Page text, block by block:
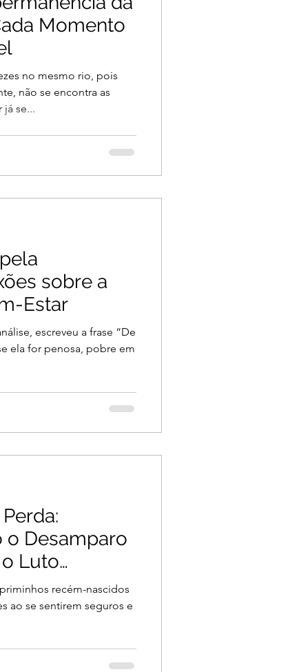
Momento
no mesmo rio, pois
não se encontra as
já se...
sobre a
Estar
escreveu a frase “De
ela for penosa, pobre em
Desamparo
Luto
recém-nascidos
ao se sentirem seguros e